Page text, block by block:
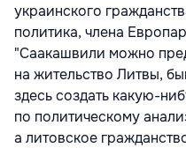
украинского
политика, члена
"Саакашвили можно
на жительство Литвы,
здесь создать какую-
по политическому
а литовское